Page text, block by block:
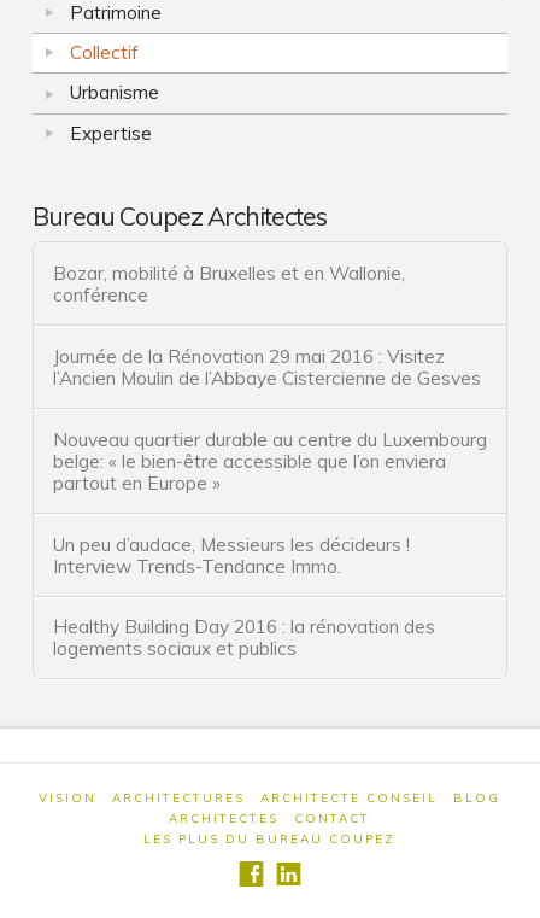
Rénovation
Patrimoine
Collectif
Architecte conseil
Innovation : l’architecte de solutions
Lexique du Bureau Coupez Architectes
12 Solutions pour sortir de la crise
10 conseils d’architecte
Planning d’étude et de chantier
Blog
Nous écrire
Patrimoine
Collectif
Urbanisme
Expertise
Bureau Coupez Architectes
Bozar, mobilité à Bruxelles et en Wallonie,
conférence
Journée de la Rénovation 29 mai 2016 : Visitez
l’Ancien Moulin de l’Abbaye Cistercienne de Gesves
Nouveau quartier durable au centre du Luxembourg
belge: « le bien-être accessible que l’on enviera
partout en Europe »
Un peu d’audace, Messieurs les décideurs !
Interview Trends-Tendance Immo.
Healthy Building Day 2016 : la rénovation des
logements sociaux et publics
VISION ARCHITECTURES ARCHITECTE CONSEIL
BLOG
ARCHITECTES
CONTACT
LES PLUS DU BUREAU COUPEZ